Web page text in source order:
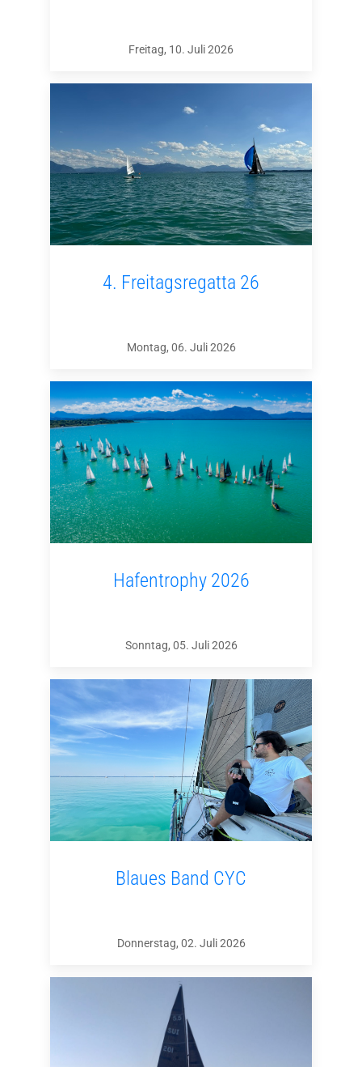
Freitag, 10. Juli 2026
4. Freitagsregatta 26
Montag, 06. Juli 2026
Hafentrophy 2026
Sonntag, 05. Juli 2026
Blaues Band CYC
Donnerstag, 02. Juli 2026